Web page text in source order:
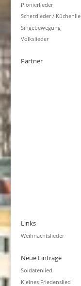
Pionierlieder
Scherzlieder /
Singebewegung
Volkslieder
Partner
Links
Weihnachtslieder
Neue Einträge
Soldatenlied
Kleines Friedenslied